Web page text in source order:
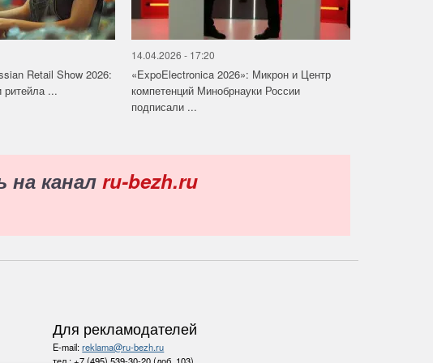
Retail Show 2026:
ритейла ...
14.04.2026 - 17:20
«ExpoElectronica 2026»: Микрон и Центр
компетенций Минобрнауки России
подписали ...
канал ru-bezh.ru
Для рекламодателей
E-mail:reklama@ru-bezh.ru